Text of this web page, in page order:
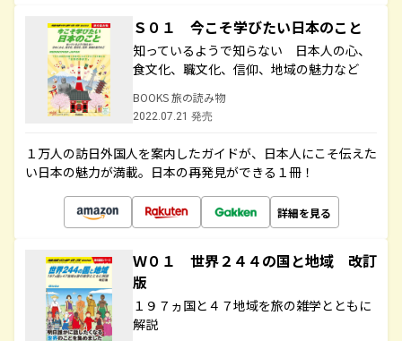
Ｓ０１ 今こそ学びたい日本のこと
知っているようで知らない 日本人の心、
食文化、職文化、信仰、地域の魅力など
BOOKS 旅の読み物
2022.07.21 発売
１万人の訪日外国人を案内したガイドが、日本人にこそ伝えた
い日本の魅力が満載。日本の再発見ができる１冊！
詳細を見る
Ｗ０１ 世界２４４の国と地域 改訂
版
１９７ヵ国と４７地域を旅の雑学とともに
解説